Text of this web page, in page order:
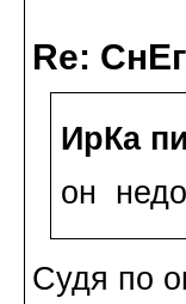
Re:
ИрКа
он
Судя по